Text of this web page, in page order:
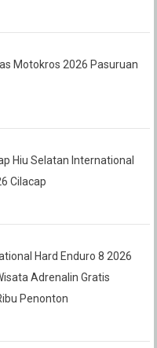
Motokros 2026 Pasuruan
Hiu Selatan International
Cilacap
Hard Enduro 8 2026
Adrenalin Gratis
Penonton